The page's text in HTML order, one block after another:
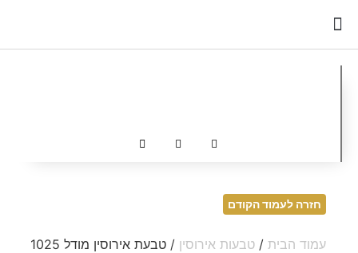
חזרה לעמוד הקודם
עמוד הבית / טבעות אירוסין / טבעת אירוסין מודל 1025